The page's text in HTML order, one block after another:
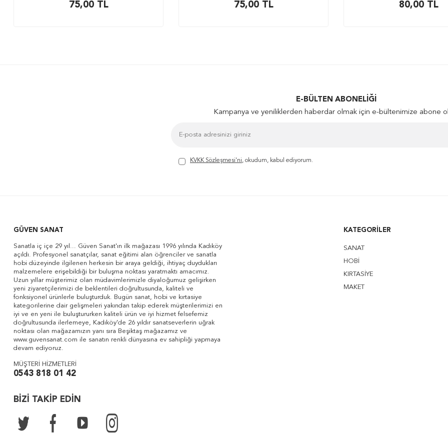
75,00TL 75,00TL 80,00TL
E-BÜLTEN ABONELIĞI
Kampanya ve yeniliklerden haberdar olmak için e-bültenimize abone
KVKK Sözleşmesi'ni, okudum, kabul ediyorum.
GÜVEN SANAT
Sanatla iç içe 29 yıl... Güven Sanat'ın ilk mağazası 1996 yılında Kadıköy
açıldı. Profesyonel sanatçılar, sanat eğitimi alan öğrenciler ve sanatla
hobi düzeyinde ilgilenen herkesin bir araya geldiği, ihtiyaç duydukları
malzemelere erişebildiği bir buluşma noktası yaratmaktı amacımız.
Uzun yıllar müşterimiz olan müdavimlerimizle diyaloğumuz gelişirken
yeni ziyaretçilerimizi de beklentileri doğrultusunda, kaliteli ve
fonksiyonel ürünlerle buluşturduk. Bugün sanat, hobi ve kırtasiye
kategorilerine dair gelişmeleri yakından takip ederek müşterilerimizi en
iyi ve en yeni ile buluştururken kaliteli ürün ve iyi hizmet felsefemiz
doğrultusunda ilerlemeye, Kadıköy'de 26 yıldır sanatseverlerin uğrak
noktası olan mağazamızın yanı sıra Beşiktaş mağazamız ve
www.guvensanat.com ile sanatın renkli dünyasına ev sahipliği yapmaya
devam ediyoruz.
MÜŞTERİ HİZMETLERİ
0543 818 01 42
BİZİ TAKİP EDİN
KATEGORILER
SANAT
HOBİ
KIRTASİYE
MAKET